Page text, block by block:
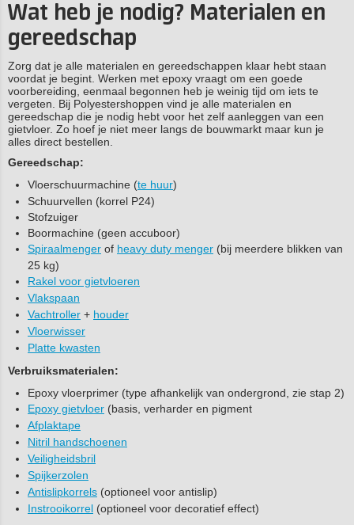
Wat heb je nodig? Materialen en
gereedschap
Zorg dat je alle materialen en gereedschappen klaar hebt staan
voordat je begint. Werken met epoxy vraagt om een goede
voorbereiding, eenmaal begonnen heb je weinig tijd om iets te
vergeten. Bij Polyestershoppen vind je alle materialen en
gereedschap die je nodig hebt voor het zelf aanleggen van een
gietvloer. Zo hoef je niet meer langs de bouwmarkt maar kun je
alles direct bestellen.
Gereedschap:
Vloerschuurmachine (te huur)
Schuurvellen (korrel P24)
Stofzuiger
Boormachine (geen accuboor)
Spiraalmenger of heavy duty menger (bij meerdere blikken van
25 kg)
Rakel voor gietvloeren
Vlakspaan
Vachtroller + houder
Vloerwisser
Platte kwasten
Verbruiksmaterialen:
Epoxy vloerprimer (type afhankelijk van ondergrond, zie stap 2)
Epoxy gietvloer (basis, verharder en pigment
Afplaktape
Nitril handschoenen
Veiligheidsbril
Spijkerzolen
Antislipkorrels (optioneel voor antislip)
Instrooikorrel (optioneel voor decoratief effect)